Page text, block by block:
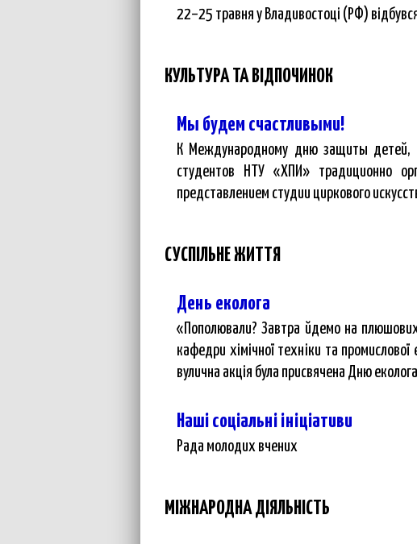
22–25 травня у Владивостоці (РФ)
КУЛЬТУРА ТА ВІДПОЧИНОК
Мы будем счастливыми!
К Международному дню защиты детей,
студентов НТУ «ХПИ» традиционно
представлением студии циркового
СУСПІЛЬНЕ ЖИТТЯ
День еколога
«Пополювали? Завтра йдемо на
кафедри хімічної техніки та промислової
вулична акція була присвячена Дню
Наші соціальні ініціативи
Рада молодих вчених
МІЖНАРОДНА ДІЯЛЬНІСТЬ